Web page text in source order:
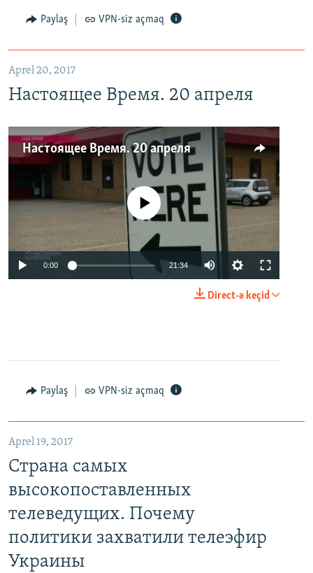
Paylaş VPN-siz açmaq
Aprel 20, 2017
Настоящее Время. 20 апреля
Настоящее Время. 20 апреля
No media source currently available
0:00 21:34
Direct-ə keçid
Paylaş VPN-siz açmaq
Aprel 19, 2017
Страна самых
высокопоставленных
телеведущих. Почему
политики захватили телеэфир
Украины